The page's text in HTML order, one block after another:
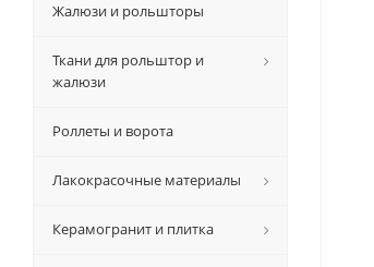
Жалюзи и рольшторы
Ткани для рольштор и
жалюзи
Роллеты и ворота
Лакокрасочные материалы
Керамогранит и плитка